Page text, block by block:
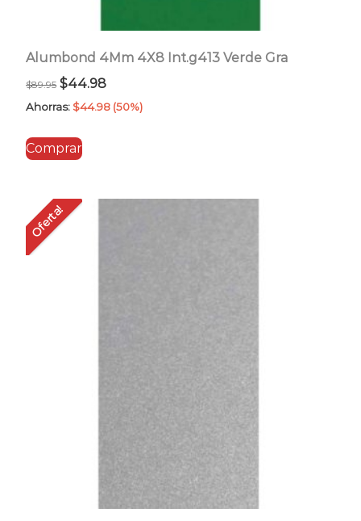
Alumbond 4Mm 4X8 Int.g413 Verde Gra
$89.95 El
precio
era:
$44.98El
precio
Ahorras: $44.98 (50%)
Comprar
Oferta!